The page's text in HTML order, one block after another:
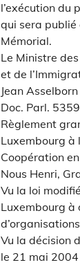
l’exécution du
qui sera publié
Mémorial.
Le Ministre
et de
Jean Asselborn
Doc. Parl.
Règlement
Luxembourg à
Coopération
Nous Henri,
Vu la loi
Luxembourg à
Vu la décision
le 21 mai